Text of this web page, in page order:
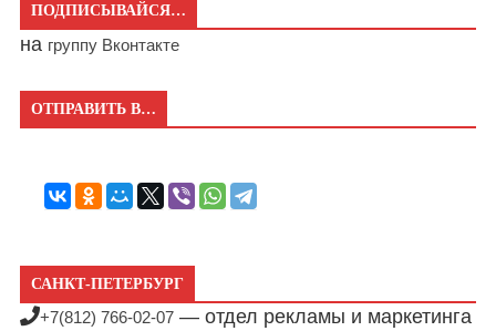
ПОДПИСЫВАЙСЯ…
на группу Вконтакте
ОТПРАВИТЬ В…
САНКТ-ПЕТЕРБУРГ
+7(812) 766-02-07 — отдел рекламы и маркетинга